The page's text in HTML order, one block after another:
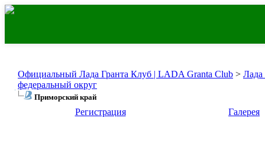
Официальный Лада Гранта Клуб | LADA Granta Club > Лада
федеральный округ
Приморский край
Регистрация Галерея